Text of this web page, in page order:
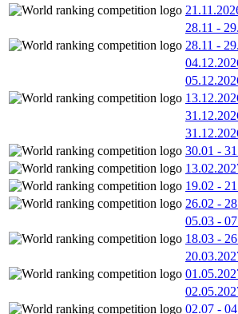
28.11 -
28.11 -
30.01 -
19.02 -
26.02 -
05.03 -
18.03 -
02.07 -